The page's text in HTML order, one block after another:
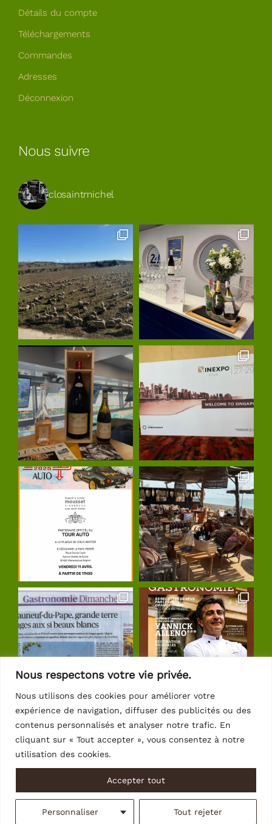
Nous respectons votre vie privée.
Nous utilisons des cookies pour améliorer votre
expérience de navigation, diffuser des publicités ou des
contenus personnalisés et analyser notre trafic. En
cliquant sur « Tout accepter », vous consentez à notre
utilisation des cookies.
Personnaliser Tout rejeter
Accepter tout
Détails du compte
Téléchargements
Commandes
Adresses
Déconnexion
Nous suivre
closaintmichel
Suivre sur Instagram
© Copyright 2026 | CréditsIntrasite